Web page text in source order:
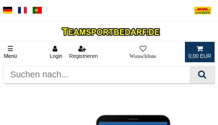
☰
Menü Login Registrieren 0,00 EUR